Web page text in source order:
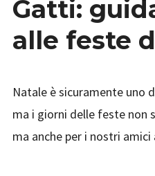
SU
GUIDA
PRATICA
DI
NATALE
Gatti:
alle feste
Natale è sicuramente uno
ma i giorni delle feste non
ma anche per i nostri